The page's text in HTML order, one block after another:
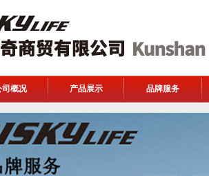
司概况 产品展示 品牌服务